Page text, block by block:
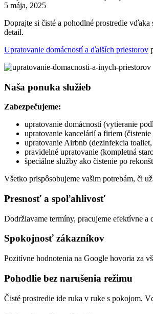
5 mája, 2025
Doprajte si čisté a pohodlné prostredie
detail.
Upratovanie domácností a ďalších priestorov
Naša ponuka služieb
Zabezpečujeme:
upratovanie domácností (vytieranie
upratovanie kancelárií a firiem
upratovanie Airbnb (dezinfekcia
pravidelné upratovanie (kompletná
špeciálne služby ako čistenie po
Všetko prispôsobujeme vašim potrebám, či
Presnosť a spoľahlivosť
Dodržiavame termíny, pracujeme efektívne
Spokojnosť zákazníkov
Pozitívne hodnotenia na Google hovoria za
Pohodlie bez narušenia režimu
Čisté prostredie ide ruka v ruke s pokojom.